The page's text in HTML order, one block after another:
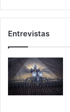
Entrevistas